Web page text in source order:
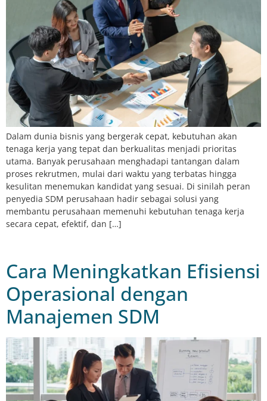
Dalam dunia bisnis yang bergerak cepat, kebutuhan akan
tenaga kerja yang tepat dan berkualitas menjadi prioritas
utama. Banyak perusahaan menghadapi tantangan dalam
proses rekrutmen, mulai dari waktu yang terbatas hingga
kesulitan menemukan kandidat yang sesuai. Di sinilah peran
penyedia SDM perusahaan hadir sebagai solusi yang
membantu perusahaan memenuhi kebutuhan tenaga kerja
secara cepat, efektif, dan […]
Cara Meningkatkan Efisiensi
Operasional dengan
Manajemen SDM